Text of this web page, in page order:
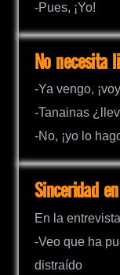
-Pues, ¡Yo!
No necesita
-Ya vengo,
-Tanainas
-No, ¡yo lo
Sinceridad
En la
-Veo que ha
distraído